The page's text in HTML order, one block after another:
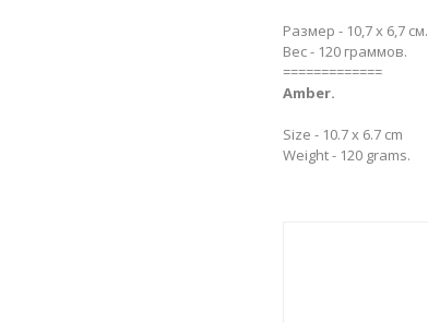
Размер - 10,7 х 6,7 см.
Вес - 120 граммов.
=============
Amber.
Size - 10.7 x 6.7 cm
Weight - 120 grams.